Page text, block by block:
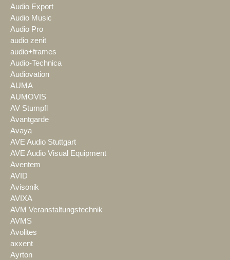
Audio Export
Audio Music
Audio Pro
audio zenit
audio+frames
Audio-Technica
Audiovation
AUMA
AUMOVIS
AV Stumpfl
Avantgarde
Avaya
AVE Audio Stuttgart
AVE Audio Visual Equipment
Aventem
AVID
Avisonik
AVIXA
AVM Veranstaltungstechnik
AVMS
Avolites
axxent
Ayrton